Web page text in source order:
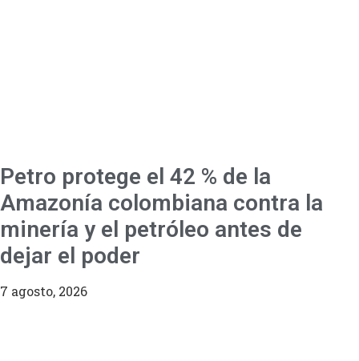
Petro protege el 42 % de la
Amazonía colombiana contra la
minería y el petróleo antes de
dejar el poder
7 agosto, 2026